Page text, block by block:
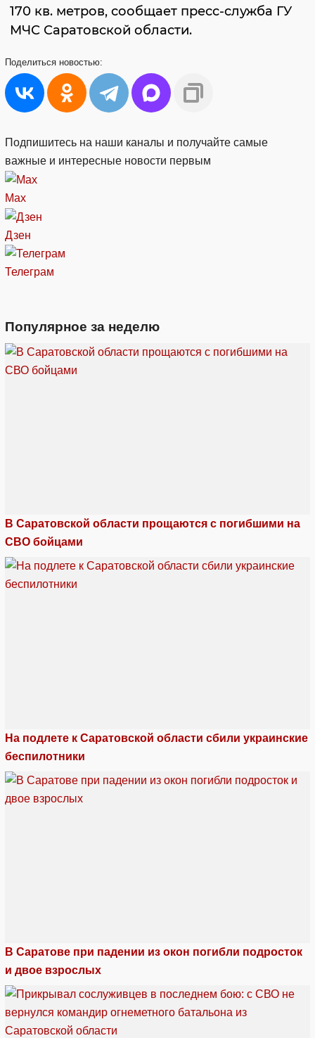
170 кв. метров, сообщает пресс-служба ГУ
МЧС Саратовской области.
Поделиться новостью:
Подпишитесь на наши каналы и получайте самые
важные и интересные новости первым
Max
Дзен
Телеграм
Популярное за неделю
В Саратовской области прощаются с погибшими на
СВО бойцами
На подлете к Саратовской области сбили украинские
беспилотники
В Саратове при падении из окон погибли подросток
и двое взрослых